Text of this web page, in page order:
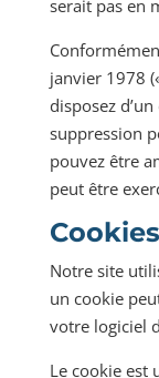
serait pas en
janvier 1978
disposez
suppression
pouvez être
peut être
Cookies
Notre site
un cookie
votre logiciel
Le cookie est